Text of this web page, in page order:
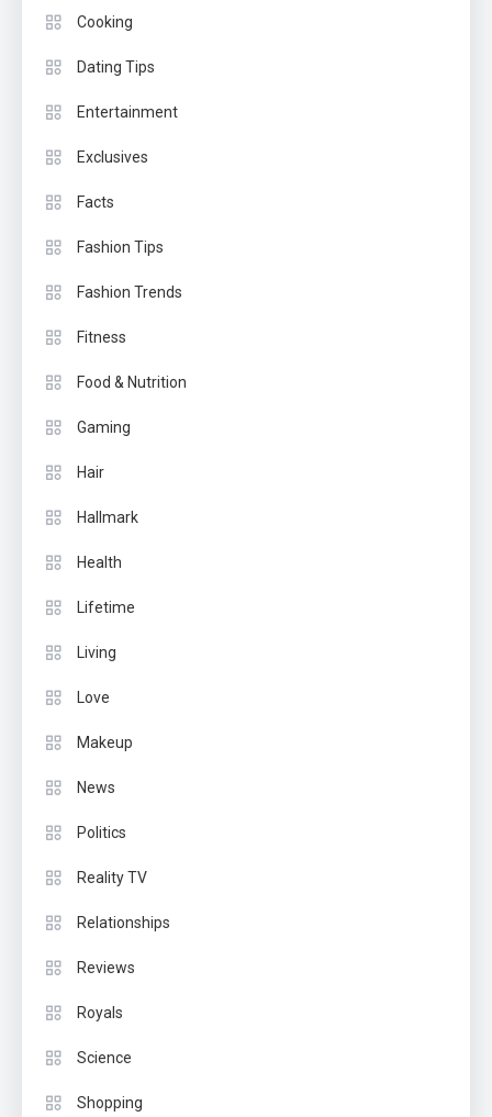
Cooking
Dating Tips
Entertainment
Exclusives
Facts
Fashion Tips
Fashion Trends
Fitness
Food & Nutrition
Gaming
Hair
Hallmark
Health
Lifetime
Living
Love
Makeup
News
Politics
Reality TV
Relationships
Reviews
Royals
Science
Shopping